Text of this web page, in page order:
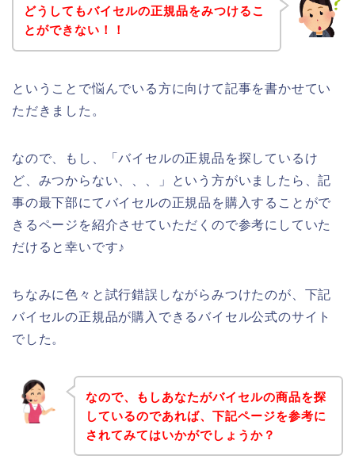
どうしてもバイセルの正規品をみつけるこ
とができない！！
ということで悩んでいる方に向けて記事を書かせてい
ただきました。
なので、もし、「バイセルの正規品を探しているけ
ど、みつからない、、、」という方がいましたら、記
事の最下部にてバイセルの正規品を購入することがで
きるページを紹介させていただくので参考にしていた
だけると幸いです♪
ちなみに色々と試行錯誤しながらみつけたのが、下記
バイセルの正規品が購入できるバイセル公式のサイト
でした。
なので、もしあなたがバイセルの商品を探
しているのであれば、下記ページを参考に
されてみてはいかがでしょうか？